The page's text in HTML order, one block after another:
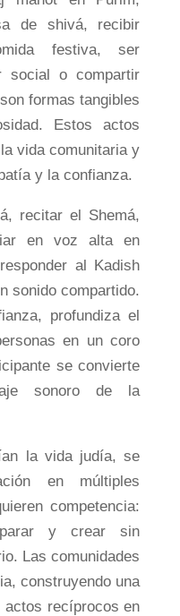
de shivá, recibir
festiva, ser
social o compartir
formas tangibles
Estos actos
vida comunitaria y
y la confianza.
recitar el Shemá,
en voz alta en
al Kadish
sonido compartido.
profundiza el
en un coro
se convierte
sonoro de la
la vida judía, se
en múltiples
competencia:
y crear sin
Las comunidades
construyendo una
actos recíprocos en